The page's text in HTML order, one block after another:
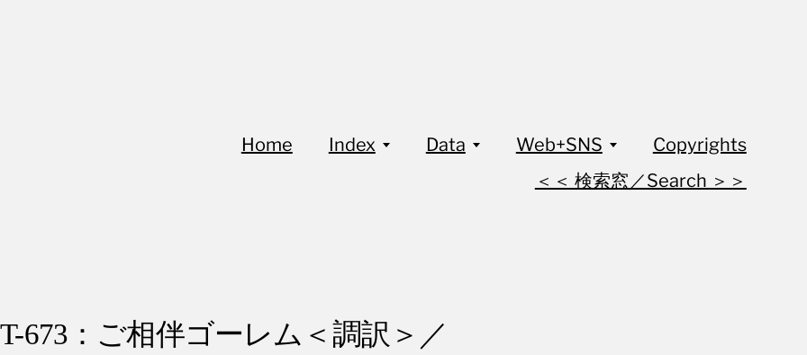
Home Index Data Web+SNS
Copyrights
＜＜ 検索窓／Search ＞＞
673：ご相伴ゴーレム＜調訳＞／